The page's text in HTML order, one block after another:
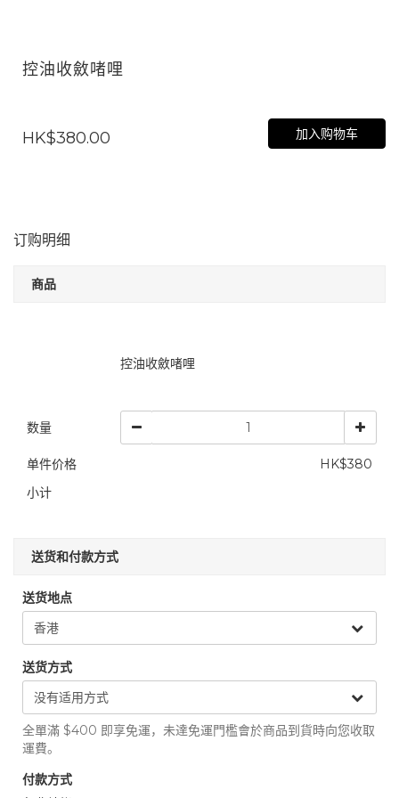
控油收斂啫哩
HK$380.00 加入购物车
订购明细
商品
控油收斂啫哩
数量
单件价格
HK$380
小计
送货和付款方式
送货地点
送货方式
全單滿 $400 即享免運，未達免運門檻會於商品到貨時向您收取
運費。
付款方式